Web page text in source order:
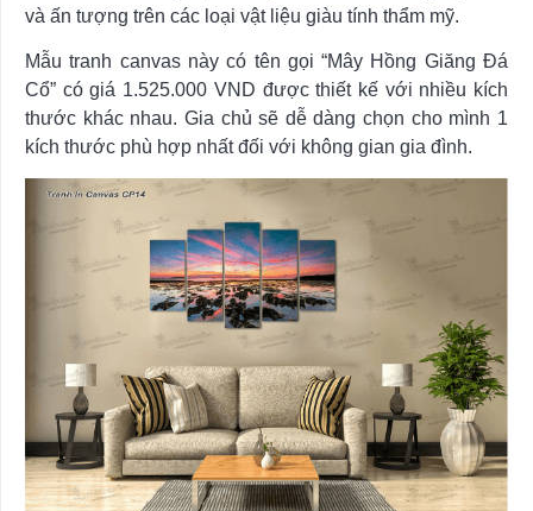
và ấn tượng trên các loại vật liệu giàu tính thẩm mỹ.
Mẫu tranh canvas này có tên gọi “Mây Hồng Giăng Đá
Cổ” có giá 1.525.000 VND được thiết kế với nhiều kích
thước khác nhau. Gia chủ sẽ dễ dàng chọn cho mình 1
kích thước phù hợp nhất đối với không gian gia đình.